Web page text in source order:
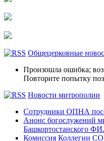
Общецерковные
Произошла ошибка;
Повторите попытку
Новости митрополии
Сотрудники ОПНА
Анонс богослужений
Башкортостанского
Комиссия Коллегии